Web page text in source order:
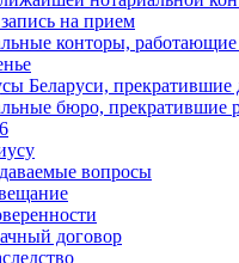
на прием
конторы, работающие
Беларуси, прекратившие
бюро, прекратившие
вопросы
договор